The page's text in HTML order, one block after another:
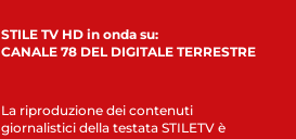
STILE TV HD in onda su:
CANALE 78 DEL DIGITALE TERRESTRE
La riproduzione dei contenuti
giornalistici della testata STILETV è